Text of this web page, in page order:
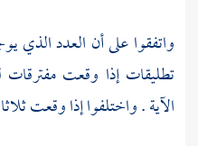
واتفقوا على أن العدد الذي
تطليقات إذا وقعت مفترقات
الآية . واختلفوا إذا وقعت